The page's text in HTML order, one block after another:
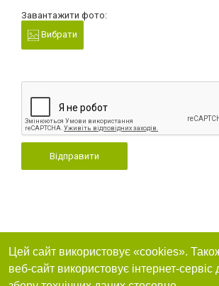
Завантажити фото:
Вибрати
Відправити
Цей сайт використовує «cookies».
веб-сайт використовує інтернет-сервіс